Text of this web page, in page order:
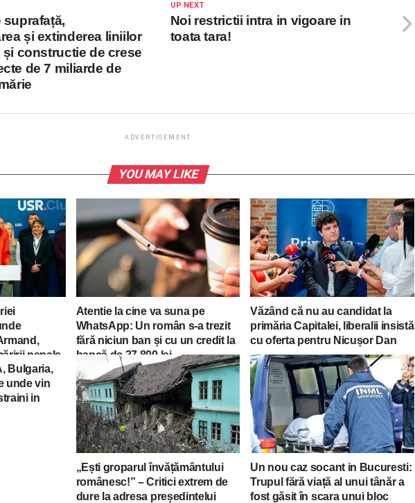
UP NEXT
Noi restrictii intra in vigoare in
toata tara!
suprafață,
și extinderea liniilor
și constructie de crese
de 7 miliarde de
ADVERTISEMENT
YOU MAY LIKE
penale
Atentie la cine va suna pe
WhatsApp: Un român s-a trezit
fără niciun ban și cu un credit la
bancă de 37.800 lei
Văzând că nu au candidat la
primăria Capitalei, liberalii insistă
cu oferta pentru Nicușor Dan
Bulgaria,
unde vin
in
„Ești groparul învățământului
românesc!” – Critici extrem de
dure la adresa președintelui
Un nou caz socant in Bucuresti:
Trupul fără viață al unui tânăr a
fost găsit în scara unui bloc